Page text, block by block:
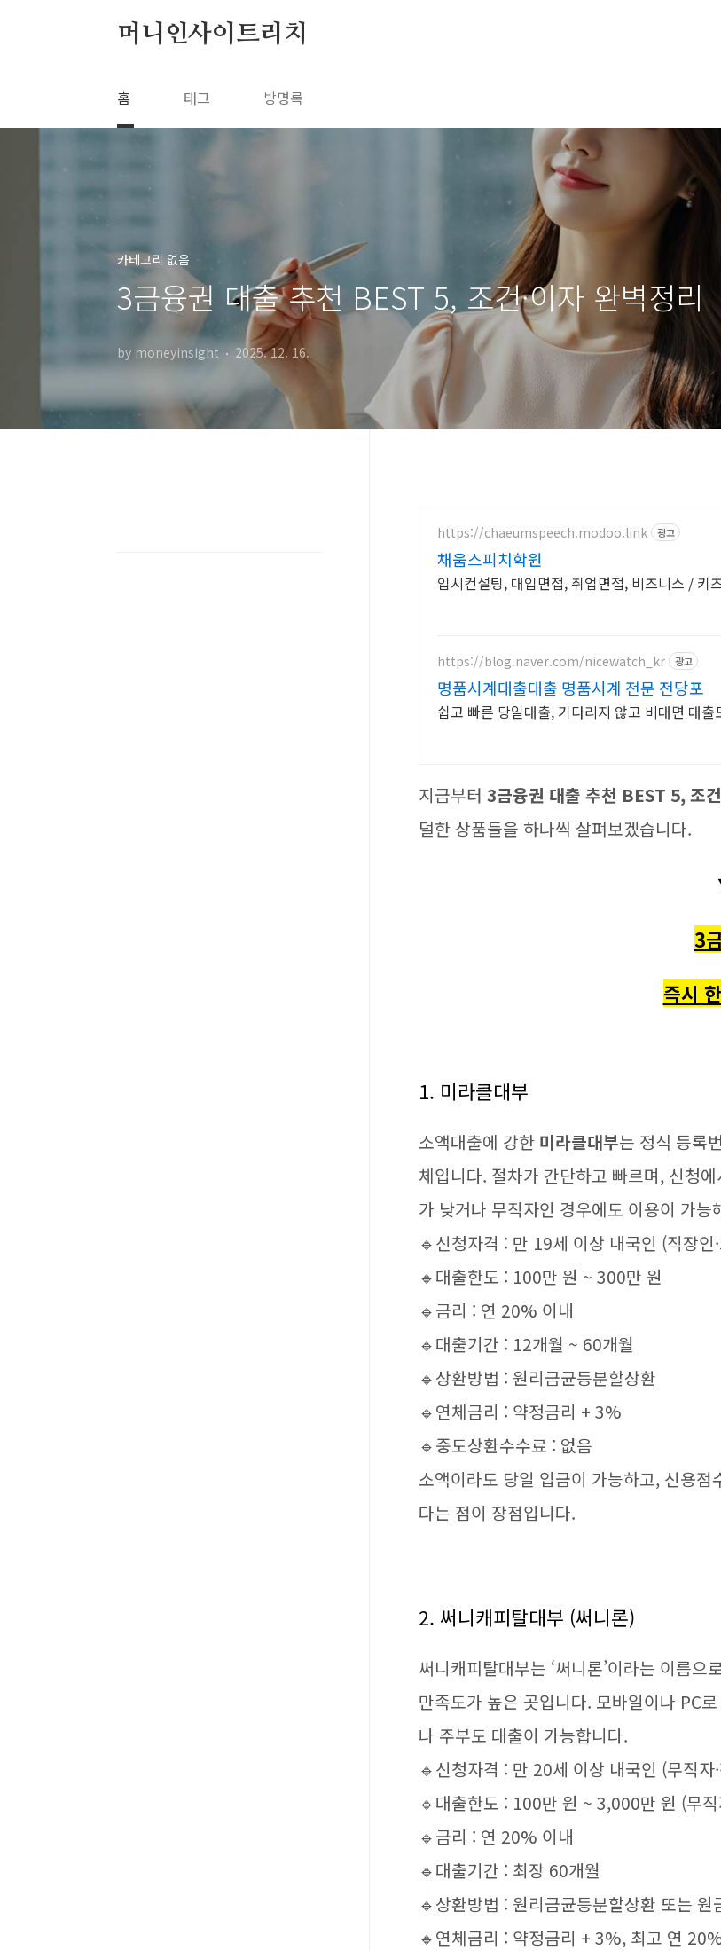
머니인사이트리치
홈 태그 방명록
카테고리 없음
3금융권 대출 추천 BEST 5, 조건·이자 완벽정리
by moneyinsight 2025. 12. 16.
https://chaeumspeech.modoo.link 광고
채움스피치학원
입시컨설팅, 대입면접, 취업면접, 비즈니스 / 키
https://blog.naver.com/nicewatch_kr 광고
명품시계대출대출 명품시계 전문 전당포
쉽고 빠른 당일대출, 기다리지 않고 비대면 대출
지금부터 3금융권 대출 추천 BEST 5, 조
덜한 상품들을 하나씩 살펴보겠습니다.
3
즉시
1. 미라클대부
소액대출에 강한 미라클대부는 정식 등록
체입니다. 절차가 간단하고 빠르며, 신청
가 낮거나 무직자인 경우에도 이용이 가
🔹신청자격 : 만 19세 이상 내국인 (직장인
🔹대출한도 : 100만 원 ~ 300만 원
🔹금리 : 연 20% 이내
🔹대출기간 : 12개월 ~ 60개월
🔹상환방법 : 원리금균등분할상환
🔹연체금리 : 약정금리 + 3%
🔹중도상환수수료 : 없음
소액이라도 당일 입금이 가능하고, 신용
다는 점이 장점입니다.
2. 써니캐피탈대부 (써니론)
써니캐피탈대부는 ‘써니론’이라는 이름으
만족도가 높은 곳입니다. 모바일이나 PC
나 주부도 대출이 가능합니다.
🔹신청자격 : 만 20세 이상 내국인 (무직자
🔹대출한도 : 100만 원 ~ 3,000만 원 (무
🔹금리 : 연 20% 이내
🔹대출기간 : 최장 60개월
🔹상환방법 : 원리금균등분할상환 또는 원
🔹연체금리 : 약정금리 + 3%, 최고 연